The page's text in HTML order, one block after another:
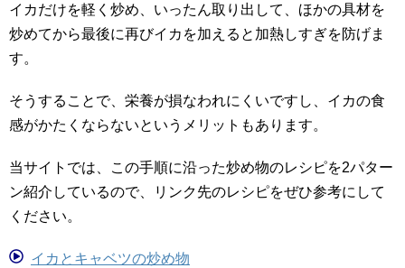
イカだけを軽く炒め、いったん取り出して、ほかの具材を
炒めてから最後に再びイカを加えると加熱しすぎを防げま
す。
そうすることで、栄養が損なわれにくいですし、イカの食
感がかたくならないというメリットもあります。
当サイトでは、この手順に沿った炒め物のレシピを2パター
ン紹介しているので、リンク先のレシピをぜひ参考にして
ください。
イカとキャベツの炒め物